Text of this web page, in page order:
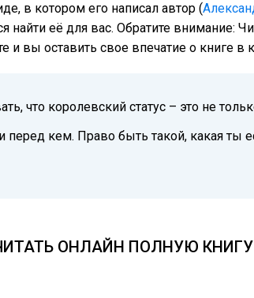
в котором его написал автор (
найти её для вас. Обратите внимание:
вы оставить свое впечатие о книге в
что королевский статус – это не
кем. Право быть такой, какая ты
ОНЛАЙН ПОЛНУЮ